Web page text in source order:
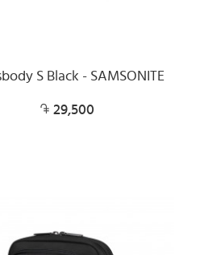
S Black - SAMSONITE
29,500